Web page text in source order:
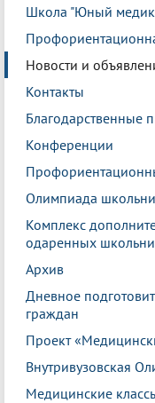
Школа "Юный
Новости и
Контакты
Благодарственные
Конференции
Олимпиада
Комплекс
одаренных
Архив
Дневное
граждан
Проект
Внутривузовская
Медицинские